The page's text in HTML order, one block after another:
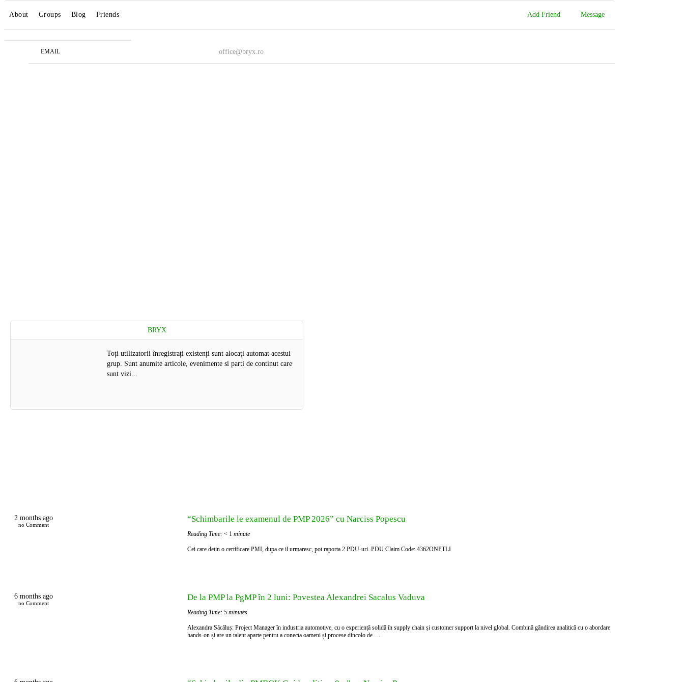
About Groups Blog Friends Message
Add Friend
EMAIL office@bryx.ro
BRYX
Toți utilizatorii înregistrați existenți sunt alocați automat acestui
grup. Sunt anumite articole, evenimente si parti de continut care
sunt vizi...
2 months ago
no Comment
“Schimbarile le examenul de PMP 2026” cu Narciss Popescu
Reading Time: < 1 minute
Cei care detin o certificare PMI, dupa ce il urmaresc, pot raporta 2 PDU-uri. PDU Claim Code: 4362ONPTLI
6 months ago
no Comment
De la PMP la PgMP în 2 luni: Povestea Alexandrei Sacalus Vaduva
Reading Time: 5 minutes
Alexandra Săcăluș: Project Manager în industria automotive, cu o experiență solidă în supply chain și customer support la nivel global. Combină gândirea analitică cu o abordare
hands-on și are un talent aparte pentru a conecta oameni și procese dincolo de …